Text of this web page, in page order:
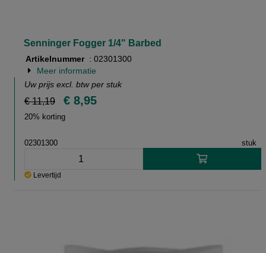
Senninger Fogger 1/4" Barbed
Artikelnummer : 02301300
Meer informatie
Uw prijs excl. btw per stuk
€ 11,19 € 8,95
20% korting
02301300 stuk
Levertijd